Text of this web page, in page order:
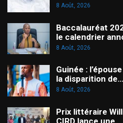
8 Août, 2026
Baccalauréat
le calendrier
8 Août, 2026
Guinée :
la disparition de…
8 Août, 2026
Prix littéraire
CIRD lance une…